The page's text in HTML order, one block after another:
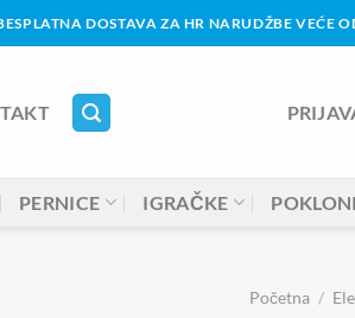
DOSTAVA ZA HR NARUDŽBE VEĆE
PERNICE IGRAČKE POKLONI
Početna /